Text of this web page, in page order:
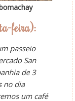
feira):
passeio
San
de 3
no dia
um café